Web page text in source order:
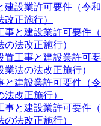
建設業許可要件（令
正施行）
事と建設業許可要件
の法改正施行）
置工事と建設業許可
業法の法改正施行）
と建設業許可要件（
改正施行）
事と建設業許可要件
の法改正施行）